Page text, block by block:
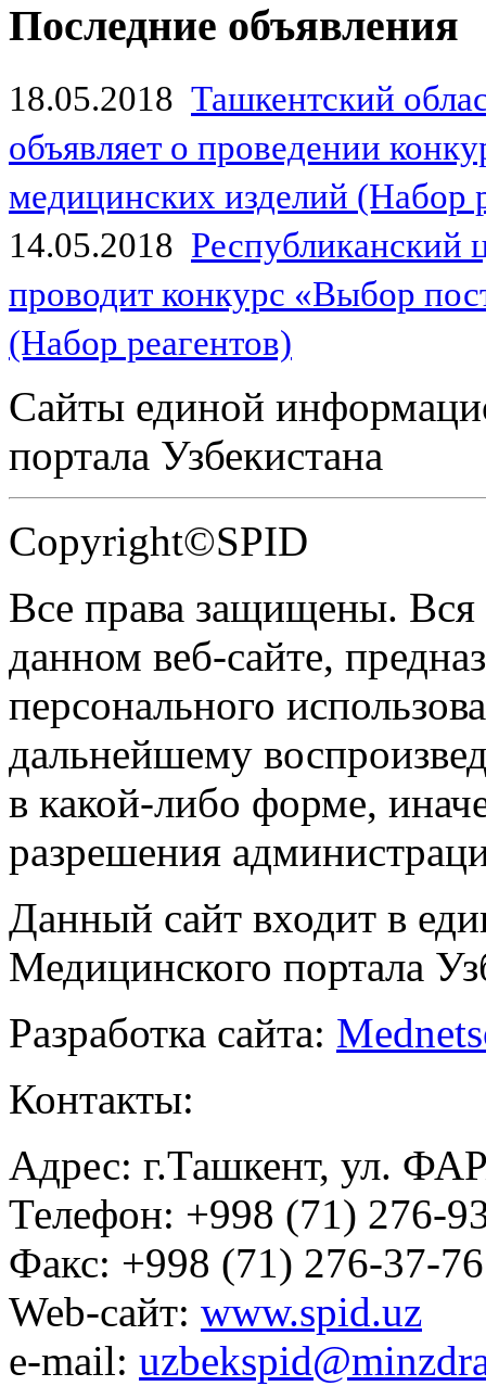
Последние объявления
18.05.2018 Ташкентский
объявляет о проведении
медицинских изделий (Набор
14.05.2018
проводит конкурс «Выбор
(Набор реагентов)
Сайты единой
портала Узбекистана
Copyright©SPID
Все права защищены.
данном веб-сайте,
персонального
дальнейшему
в какой-либо форме,
разрешения
Данный сайт входит в
Медицинского портала
Разработка сайта:
Контакты:
Адрес: г.Ташкент, ул.
Телефон: +998 (71) 276-
Факс: +998 (71) 276-37-76
Web-сайт: www.spid.uz
e-mail: